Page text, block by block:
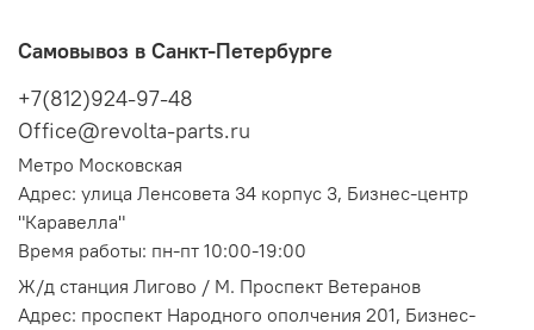
Самовывоз в Санкт-Петербурге
+7(812)924-97-48
Office@revolta-parts.ru
Метро Московская
Адрес: улица Ленсовета 34 корпус 3, Бизнес-центр
"Каравелла"
Время работы: пн-пт 10:00-19:00
Ж/д станция Лигово / М. Проспект Ветеранов
Адрес: проспект Народного ополчения 201, Бизнес-